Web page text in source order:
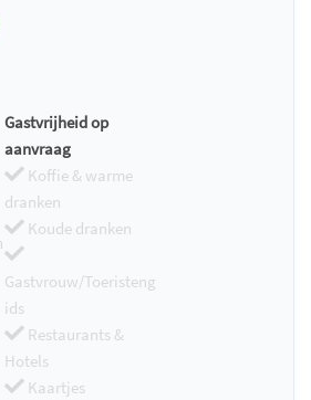
Gastvrijheid op
aanvraag
Koffie & warme
dranken
Koude dranken
Gastvrouw/Toeristeng
ids
Restaurants &
Hotels
Kaartjes